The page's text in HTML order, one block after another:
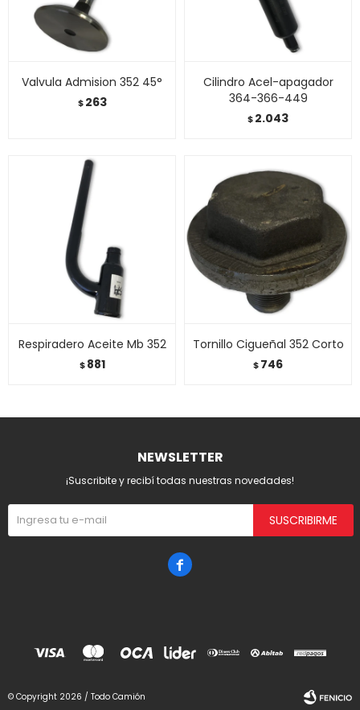
Valvula Admision 352 45°
$ 263
Cilindro Acel-apagador
364-366-449
$2.043
Respiradero Aceite Mb 352
$ 881
Tornillo Cigueñal 352 Corto
$746
NEWSLETTER
¡Suscribite y recibí todas nuestras novedades!
SUSCRIBIRME

© Copyright 2026 / Todo Camión